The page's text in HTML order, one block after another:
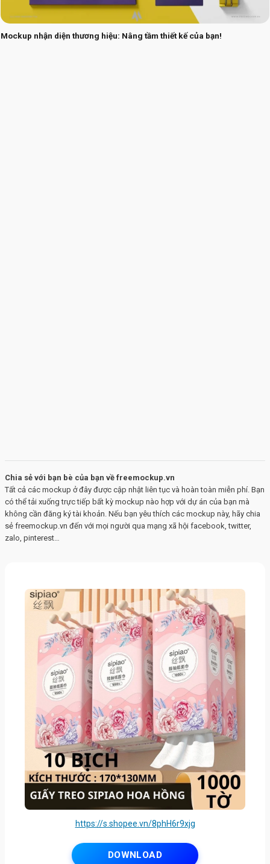
Mockup nhận diện thương hiệu: Nâng tầm thiết kế của bạn!
Chia sẻ với bạn bè của bạn về freemockup.vn
Tất cả các mockup ở đây được cập nhật liên tục và hoàn toàn miễn phí. Bạn
có thể tải xuống trực tiếp bất kỳ mockup nào hợp với dự án của bạn mà
không cần đăng ký tài khoản. Nếu bạn yêu thích các mockup này, hãy chia
sẻ freemockup.vn đến với mọi người qua mạng xã hội facebook, twitter,
zalo, pinterest…
https://s.shopee.vn/8phH6r9xjg
DOWNLOAD